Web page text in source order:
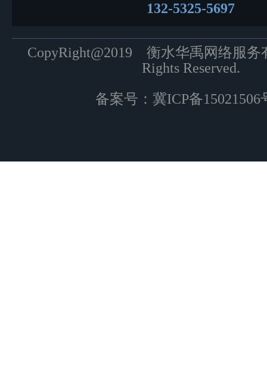
132-5325-5697
CopyRight@2019 衡水华禹网络服
Rights Reserved.
备案号： 冀ICP备15021506